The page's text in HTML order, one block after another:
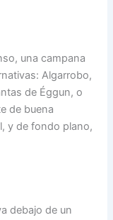
una campana
Algarrobo,
de Éggun, o
de buena
y de fondo plano,
debajo de un